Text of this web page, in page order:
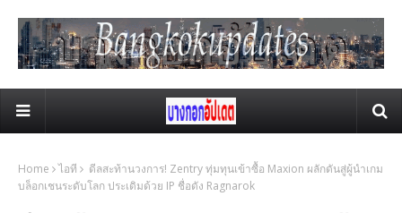
Home ไอที
ดีลสะท้านวงการ! Zentry ทุ่มทุนเข้าซื้อ Maxion ผลักดันสู่ผู้นำเกม
บล็อกเชนระดับโลก ประเดิมด้วย IP ชื่อดัง Ragnarok